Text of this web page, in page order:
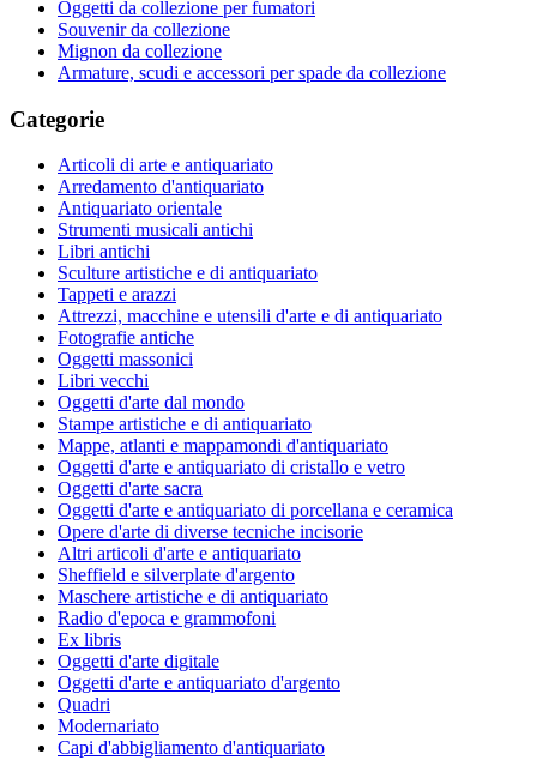
Oggetti da collezione per fumatori
Souvenir da collezione
Mignon da collezione
Armature, scudi e accessori per spade da collezione
Categorie
Articoli di arte e antiquariato
Arredamento d'antiquariato
Antiquariato orientale
Strumenti musicali antichi
Libri antichi
Sculture artistiche e di antiquariato
Tappeti e arazzi
Attrezzi, macchine e utensili d'arte e di antiquariato
Fotografie antiche
Oggetti massonici
Libri vecchi
Oggetti d'arte dal mondo
Stampe artistiche e di antiquariato
Mappe, atlanti e mappamondi d'antiquariato
Oggetti d'arte e antiquariato di cristallo e vetro
Oggetti d'arte sacra
Oggetti d'arte e antiquariato di porcellana e ceramica
Opere d'arte di diverse tecniche incisorie
Altri articoli d'arte e antiquariato
Sheffield e silverplate d'argento
Maschere artistiche e di antiquariato
Radio d'epoca e grammofoni
Ex libris
Oggetti d'arte digitale
Oggetti d'arte e antiquariato d'argento
Quadri
Modernariato
Capi d'abbigliamento d'antiquariato